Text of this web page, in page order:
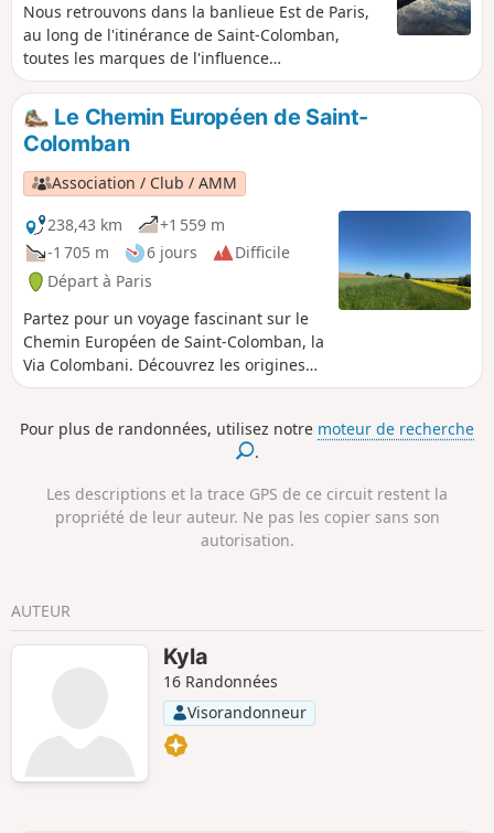
Nous retrouvons dans la banlieue Est de Paris,
au long de l'itinérance de Saint-Colomban,
toutes les marques de l'influence
colombanienne qui a structuré nos campagnes
et nos paysages. Première partie de notre
Itinéraire francilien, d'une longueur de 26km
sans dénivelé, nous pourrons prendre le temps
de visiter les joyaux que révèlent les églises de
Paris, ainsi que les villes qui ont vécu la
naissance de ces Monastères qui jalonnent son
parcours.
Le Chemin Européen de Saint-
Colomban
Association / Club / AMM
238,43 km
+1 559 m
-1 705 m
6 jours
Difficile
Départ à Paris
Partez pour un voyage fascinant sur le
Chemin Européen de Saint-Colomban, la
Via Colombani. Découvrez les origines
du christianisme en Irlande et
Colomban, et ses compatriotes de
Bangor en Irlande du Nord jusqu'à
audacieux au travers de la France,
Allemagne, Autriche, Suisse pour
terminer en Italie. Le parcours en Ile-
de l'influence Colombanienne.
Pour plus de randonnées, utilisez notre moteur de recherche
.
Les descriptions et la trace GPS de ce circuit restent la
propriété de leur auteur. Ne pas les copier sans son
autorisation.
AUTEUR
Kyla
16 Randonnées
Visorandonneur